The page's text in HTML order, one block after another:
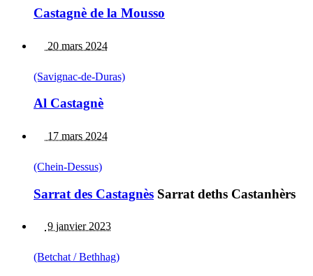
Castagnè de la Mousso
20 mars 2024
(Savignac-de-Duras)
Al Castagnè
17 mars 2024
(Chein-Dessus)
Sarrat des Castagnès Sarrat deths Castanhèrs
9 janvier 2023
(Betchat / Bethhag)